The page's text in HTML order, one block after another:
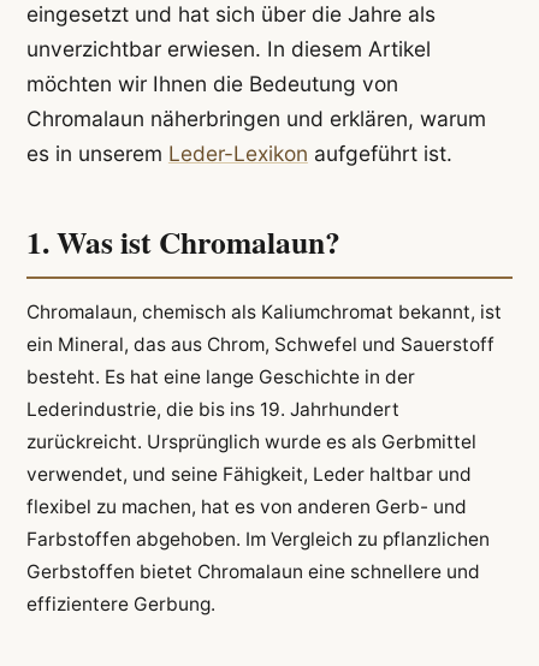
eingesetzt und hat sich über die Jahre als
unverzichtbar erwiesen. In diesem Artikel
möchten wir Ihnen die Bedeutung von
Chromalaun näherbringen und erklären, warum
es in unserem Leder-Lexikon aufgeführt ist.
1. Was ist Chromalaun?
Chromalaun, chemisch als Kaliumchromat bekannt, ist
ein Mineral, das aus Chrom, Schwefel und Sauerstoff
besteht. Es hat eine lange Geschichte in der
Lederindustrie, die bis ins 19. Jahrhundert
zurückreicht. Ursprünglich wurde es als Gerbmittel
verwendet, und seine Fähigkeit, Leder haltbar und
flexibel zu machen, hat es von anderen Gerb- und
Farbstoffen abgehoben. Im Vergleich zu pflanzlichen
Gerbstoffen bietet Chromalaun eine schnellere und
effizientere Gerbung.